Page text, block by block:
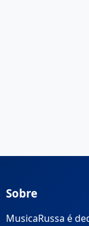
Sobre
MusicaRussa é